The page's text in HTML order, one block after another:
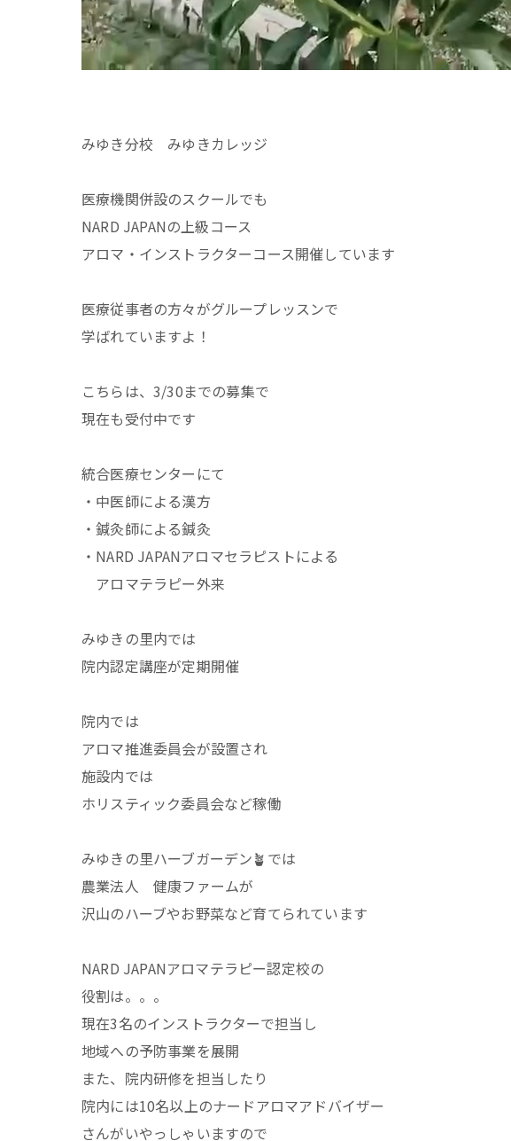
みゆき分校 みゆきカレッジ
医療機関併設のスクールでも
NARD JAPANの上級コース
アロマ・インストラクターコース開催しています
医療従事者の方々がグループレッスンで
学ばれていますよ！
こちらは、3/30までの募集で
現在も受付中です
統合医療センターにて
・中医師による漢方
・鍼灸師による鍼灸
・NARD JAPANアロマセラピストによる
アロマテラピー外来
みゆきの里内では
院内認定講座が定期開催
院内では
アロマ推進委員会が設置され
施設内では
ホリスティック委員会など稼働
みゆきの里ハーブガーデン🪴では
農業法人 健康ファームが
沢山のハーブやお野菜など育てられています
NARD JAPANアロマテラピー認定校の
役割は。。。
現在3名のインストラクターで担当し
地域への予防事業を展開
また、院内研修を担当したり
院内には10名以上のナードアロマアドバイザー
さんがいやっしゃいますので